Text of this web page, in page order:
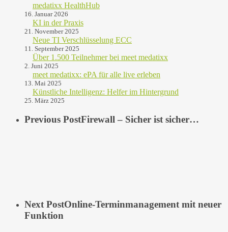
medatixx HealthHub
16. Januar 2026
KI in der Praxis
21. November 2025
Neue TI Verschlüsselung ECC
11. September 2025
Über 1.500 Teilnehmer bei meet medatixx
2. Juni 2025
meet medatixx: ePA für alle live erleben
13. Mai 2025
Künstliche Intelligenz: Helfer im Hintergrund
25. März 2025
Previous PostFirewall – Sicher ist sicher…
Next PostOnline-Terminmanagement mit neuer
Funktion